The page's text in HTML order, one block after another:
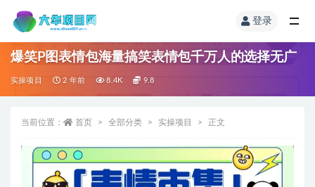
登录
爆笑P图表情包海量搞笑表情包千万人的选择无广
实操项目 2 年前 8.4K 9.8
当前位置： 首页 全部分类 实操项目 正文